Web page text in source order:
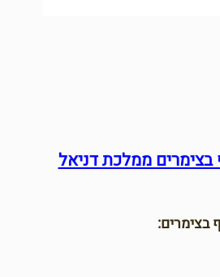
בצימרים ממלכת דניאל
בצימרים: